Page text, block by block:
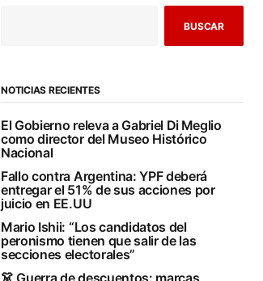
BUSCAR
NOTICIAS RECIENTES
El Gobierno releva a Gabriel Di Meglio
como director del Museo Histórico
Nacional
Fallo contra Argentina: YPF deberá
entregar el 51% de sus acciones por
juicio en EE.UU
Mario Ishii: “Los candidatos del
peronismo tienen que salir de las
secciones electorales”